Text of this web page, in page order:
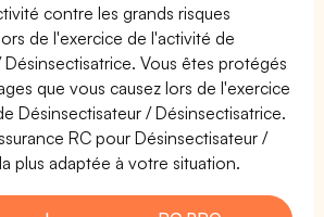
contre les grands risques
de l'exercice de l'activité de
Vous êtes protégés
que vous causez lors de l'exercice
Désinsectisateur / Désinsectisatrice.
RC pour Désinsectisateur /
plus adaptée à votre situation.